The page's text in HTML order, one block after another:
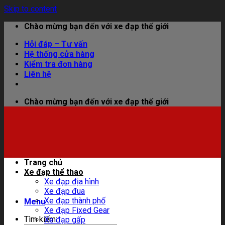
Skip to content
Chào mừng bạn đến với xe đạp thế giới
Hỏi đáp – Tư vấn
Hệ thống cửa hàng
Kiểm tra đơn hàng
Liên hệ
Chào mừng bạn đến với xe đạp thế giới
Menu
Tìm kiếm:
Trang chủ
Xe đạp thể thao
Xe đạp địa hình
Xe đạp đua
Xe đạp thành phố
Xe đạp Fixed Gear
Xe đạp gấp